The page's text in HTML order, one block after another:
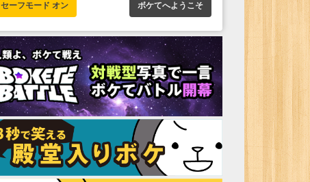
セーフモード オン ボケてへようこそ